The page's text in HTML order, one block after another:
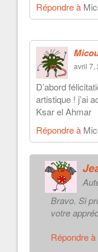
Répondre à
avril 7,
D’abord
artistique ! j’ai
Ksar el Ahmar
Répondre à
Bravo. Si
votre
Répondre à